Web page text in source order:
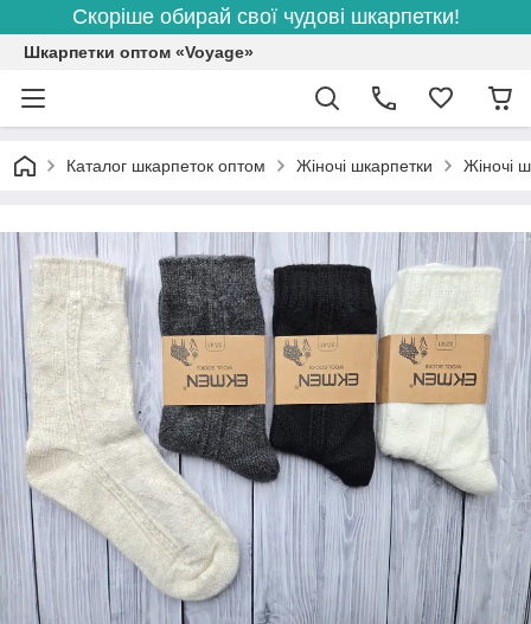
Скоріше обирай свої чудові шкарпетки!
Шкарпетки оптом «Voyage»
Каталог шкарпеток оптом Жіночі шкарпетки Жіночі